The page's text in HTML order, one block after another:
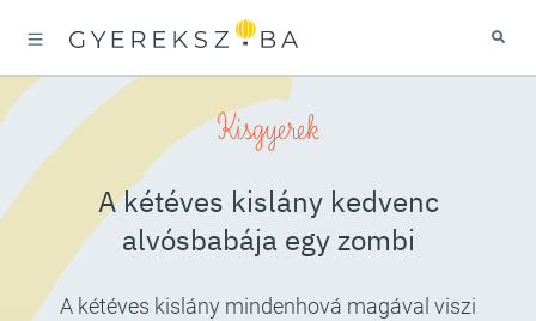
Kisgyerek
A kétéves kislány kedvenc
alvósbabája egy zombi
A kétéves kislány mindenhová magával viszi